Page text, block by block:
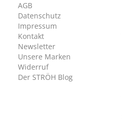
AGB
Datenschutz
Impressum
Kontakt
Newsletter
Unsere Marken
Widerruf
Der STRÖH Blog